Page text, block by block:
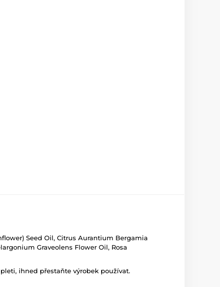
Seed Oil, Citrus Aurantium Bergamia
Graveolens Flower Oil, Rosa
ihned přestaňte výrobek používat.